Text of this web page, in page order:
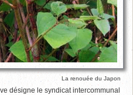
La renouée du Japon
désigne le syndicat intercommunal